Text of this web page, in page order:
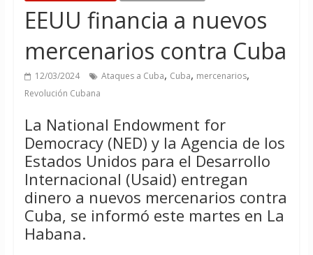
EEUU financia a nuevos
mercenarios contra Cuba
12/03/2024 Ataques a Cuba, Cuba, mercenarios,
Revolución Cubana
La National Endowment for
Democracy (NED) y la Agencia de los
Estados Unidos para el Desarrollo
Internacional (Usaid) entregan
dinero a nuevos mercenarios contra
Cuba, se informó este martes en La
Habana.